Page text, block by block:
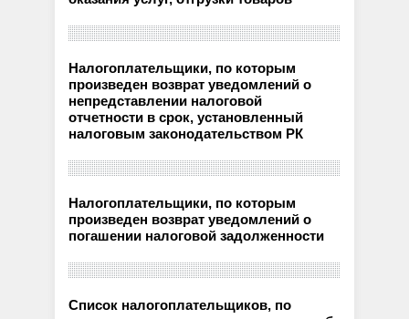
Налогоплательщики, по которым
произведен возврат уведомлений о
непредставлении налоговой
отчетности в срок, установленный
налоговым законодательством РК
Налогоплательщики, по которым
произведен возврат уведомлений о
погашении налоговой задолженности
Список налогоплательщиков, по